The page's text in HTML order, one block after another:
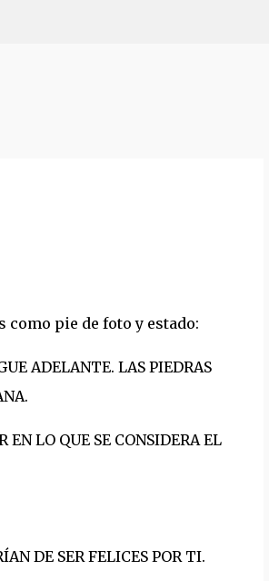
como pie de foto y estado:
ADELANTE. LAS PIEDRAS
EN LO QUE SE CONSIDERA EL
DE SER FELICES POR TI.